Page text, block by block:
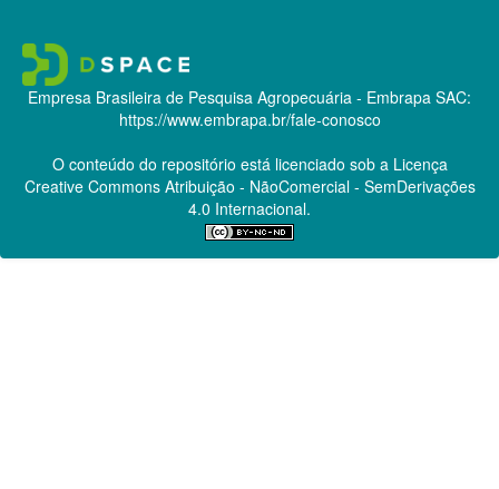
Empresa Brasileira de Pesquisa Agropecuária - Embrapa SAC:
https://www.embrapa.br/fale-conosco
O conteúdo do repositório está licenciado sob a Licença
Creative CommonsAtribuição - NãoComercial - SemDerivações
4.0 Internacional.